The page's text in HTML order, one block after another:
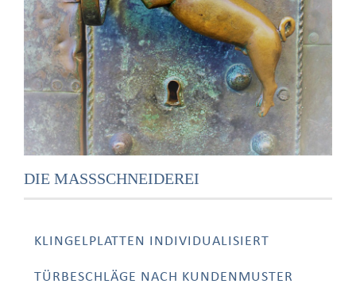
DIE MASSSCHNEIDEREI
KLINGELPLATTEN INDIVIDUALISIERT
TÜRBESCHLÄGE NACH KUNDENMUSTER